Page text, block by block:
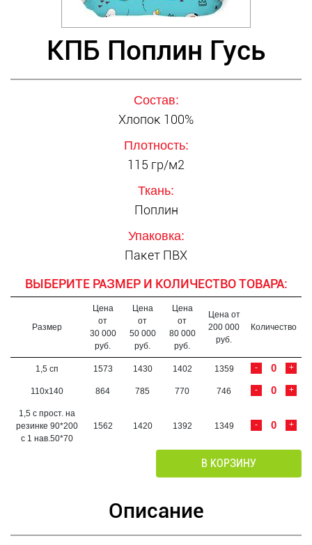
КПБ Поплин Гусь
Состав:
Хлопок 100%
Плотность:
115 гр/м2
Ткань:
Поплин
Упаковка:
Пакет ПВХ
ВЫБЕРИТЕ РАЗМЕР И КОЛИЧЕСТВО ТОВАРА:
Размер
Цена
от
30 000
руб.
Цена
от
50 000
руб.
Цена
от
80 000
руб.
Цена от
200 000
руб.
Количество
1,5 сп 1573 1430 1402 1359 +
-
110х140 864 785 770 746 +
-
1,5 с прост. на
резинке 90*200
с 1 нав.50*70
1562 1420 1392 1349 +
-
В КОРЗИНУ
Описание